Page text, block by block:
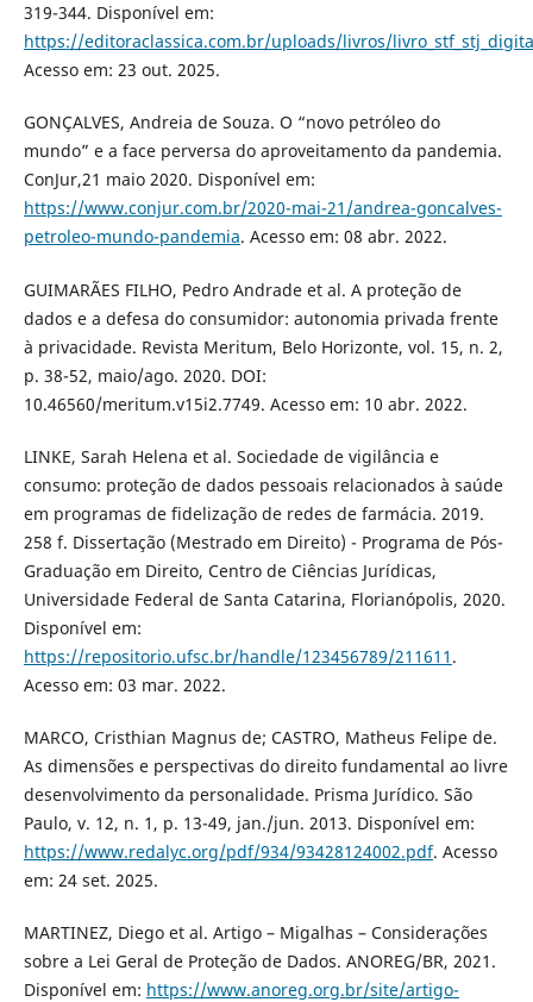
319-344. Disponível em:
https://editoraclassica.com.br/uploads/livros/
Acesso em: 23 out. 2025.
GONÇALVES, Andreia de Souza. O “novo petróleo do
mundo” e a face perversa do aproveitamento da pandemia.
ConJur,21 maio 2020. Disponível em:
https://www.conjur.com.br/2020-mai-21/andrea-goncalves-
petroleo-mundo-pandemia. Acesso em: 08 abr. 2022.
GUIMARÃES FILHO, Pedro Andrade et al. A proteção de
dados e a defesa do consumidor: autonomia privada frente
à privacidade. Revista Meritum, Belo Horizonte, vol. 15, n. 2,
p. 38-52, maio/ago. 2020. DOI:
10.46560/meritum.v15i2.7749. Acesso em: 10 abr. 2022.
LINKE, Sarah Helena et al. Sociedade de vigilância e
consumo: proteção de dados pessoais relacionados à saúde
em programas de fidelização de redes de farmácia. 2019.
258 f. Dissertação (Mestrado em Direito) - Programa de Pós-
Graduação em Direito, Centro de Ciências Jurídicas,
Universidade Federal de Santa Catarina, Florianópolis, 2020.
Disponível em:
https://repositorio.ufsc.br/handle/123456789/211611 .
Acesso em: 03 mar. 2022.
MARCO, Cristhian Magnus de; CASTRO, Matheus Felipe de.
As dimensões e perspectivas do direito fundamental ao livre
desenvolvimento da personalidade. Prisma Jurídico. São
Paulo, v. 12, n. 1, p. 13-49, jan./jun. 2013. Disponível em:
https://www.redalyc.org/pdf/934/93428124002.pdf. Acesso
em: 24 set. 2025.
MARTINEZ, Diego et al. Artigo – Migalhas – Considerações
sobre a Lei Geral de Proteção de Dados. ANOREG/BR, 2021.
Disponível em: https://www.anoreg.org.br/site/artigo-